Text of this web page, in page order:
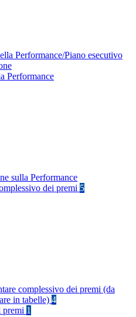
Performance/Piano esecutivo
Performance
sulla Performance
dei premi 5
complessivo dei premi (da
in tabelle) 4
premi 1